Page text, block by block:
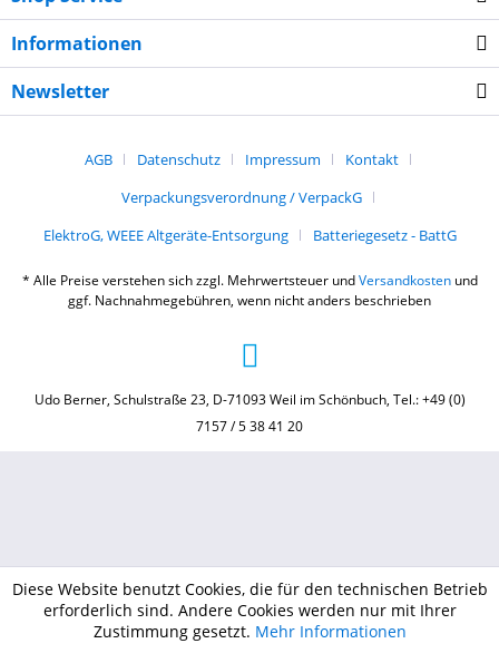
Informationen
Newsletter
AGB Datenschutz Impressum
Kontakt
Verpackungsverordnung / VerpackG
ElektroG, WEEE Altgeräte-Entsorgung
Batteriegesetz - BattG
* Alle Preise verstehen sich zzgl. Mehrwertsteuer undVersandkostenund
ggf. Nachnahmegebühren, wenn nicht anders beschrieben
Udo Berner, Schulstraße 23, D-71093 Weil im Schönbuch, Tel.: +49 (0)
7157 / 5 38 41 20
Diese Website benutzt Cookies, die für den technischen Betrieb
erforderlich sind. Andere Cookies werden nur mit Ihrer
Zustimmung gesetzt. Mehr Informationen